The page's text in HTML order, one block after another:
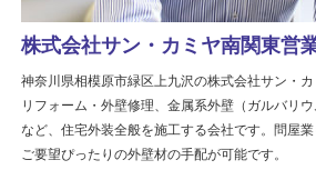
株式会社サン・カミヤ南関東営
神奈川県相模原市緑区上九沢の株式会社サン・
リフォーム・外壁修理、金属系外壁（ガルバリ
など、住宅外装全般を施工する会社です。問屋
ご要望ぴったりの外壁材の手配が可能です。